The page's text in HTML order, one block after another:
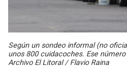
Según un sondeo informal (no
unos 800 cuidacoches. Ese
Archivo El Litoral / Flavio Raina